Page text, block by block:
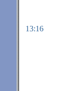
13:16